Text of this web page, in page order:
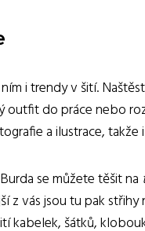
i trendy v šití.
do práce nebo
a ilustrace, takže
se můžete těšit na
z vás jsou tu pak
kabelek, šátků,